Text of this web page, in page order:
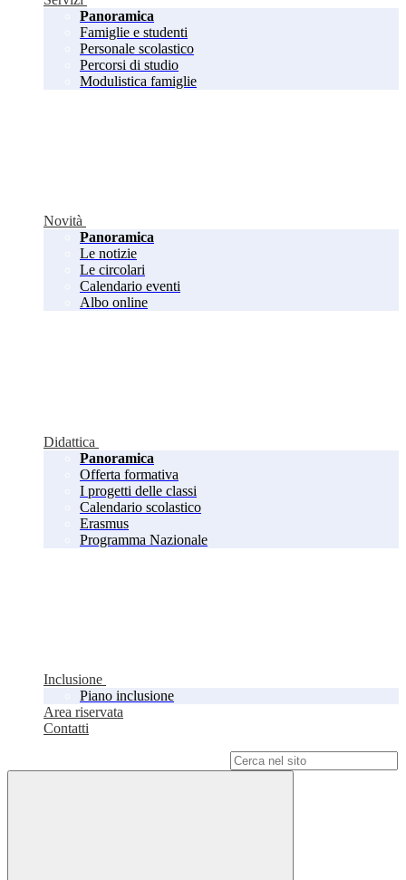
Panoramica
Famiglie e studenti
Personale scolastico
Percorsi di studio
Modulistica famiglie
Novità
Panoramica
Le notizie
Le circolari
Calendario eventi
Albo online
Didattica
Panoramica
Offerta formativa
I progetti delle classi
Calendario scolastico
Erasmus
Programma Nazionale
Inclusione
Piano inclusione
Area riservata
Contatti